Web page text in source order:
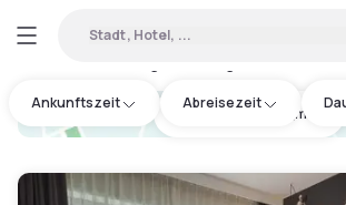
Stadt, Hotel, ...
Ankunftszeit Abreisezeit
hotel.cta.view_map